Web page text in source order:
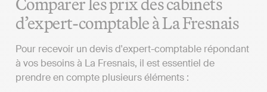
d’expert-comptable à La Fresnais
Pour recevoir un devis d'expert-comptable répondant
à vos besoins à La Fresnais, il est essentiel de
prendre en compte plusieurs éléments :